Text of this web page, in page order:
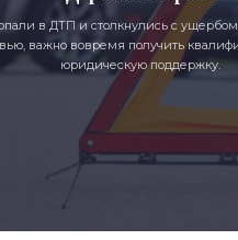
в ДТП и столкнулись с
важно вовремя получить
юридическую поддержку.